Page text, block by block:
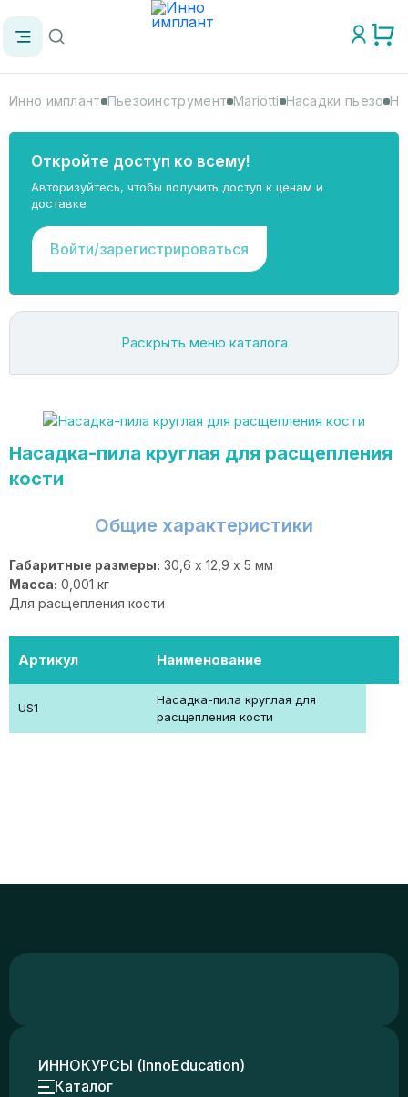
Инно имплант Пьезоинструмент Mariotti Насадки пьезо
Откройте доступ ко всему!
Авторизуйтесь, чтобы получить доступ к ценам и
доставке
Войти/зарегистрироваться
Раскрыть меню каталога
Насадка-пила круглая для расщепления
кости
Общие характеристики
Габаритные размеры: 30,6 х 12,9 х 5 мм
Масса: 0,001 кг
Для расщепления кости
Артикул Наименование
US1
Насадка-пила круглая для
расщепления кости
ИННОКУРСЫ (InnoEducation)
Каталог